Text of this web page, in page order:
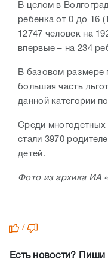
В целом в
ребенка от 0 до 16
12747 человек на
впервые – на 234
В базовом размере
большая часть
данной категории
Среди многодетных
стали 3970
детей.
Фото из архива ИА
/
Есть новости?